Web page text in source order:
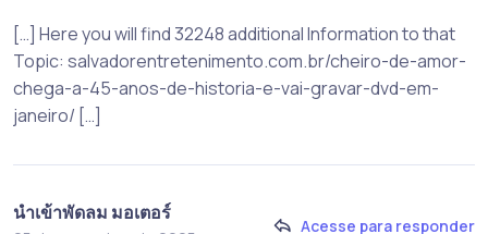
[…] Here you will find 32248 additional Information to that
Topic: salvadorentretenimento.com.br/cheiro-de-amor-
chega-a-45-anos-de-historia-e-vai-gravar-dvd-em-
janeiro/ […]
นำเข้าพัดลม มอเตอร์
Acesse para responder